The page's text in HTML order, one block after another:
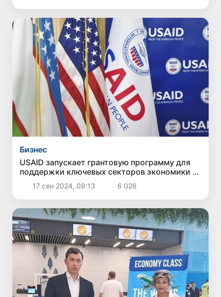
Бизнес
USAID запускает грантовую программу для
поддержки ключевых секторов экономики в
Узбекистане
17 сен 2024, 09:13 6 026